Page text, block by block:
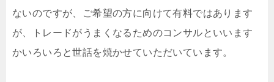
ないのですが、ご希望の方に向けて有料ではあります
が、トレードがうまくなるためのコンサルといいます
かいろいろと世話を焼かせていただいています。